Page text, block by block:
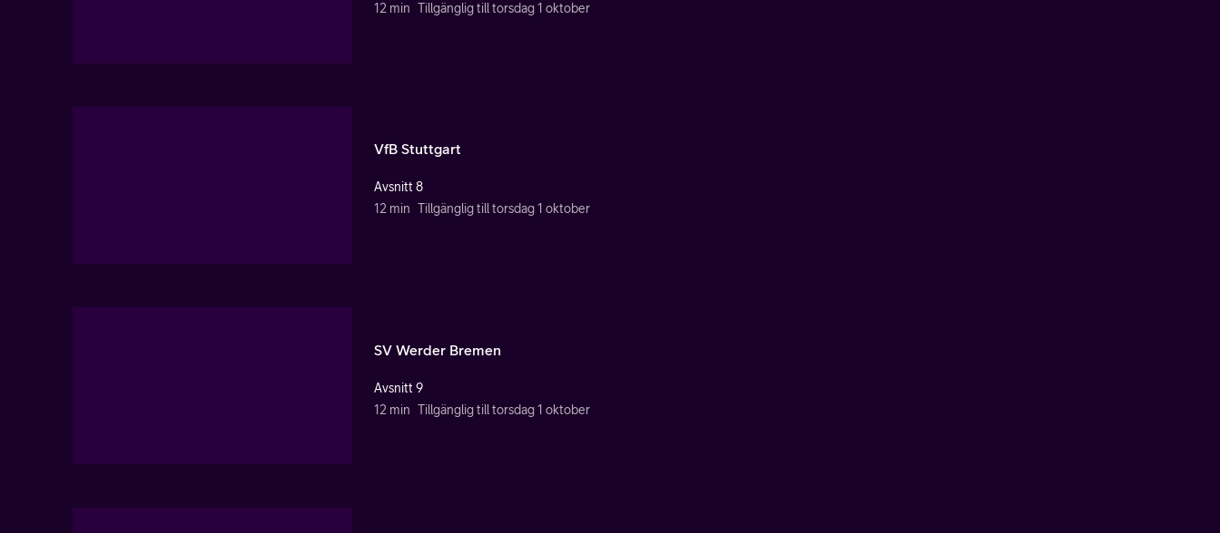
12 min Tillgänglig till torsdag 1 oktober
VfB Stuttgart
Avsnitt 8
12 min Tillgänglig till torsdag 1 oktober
SV Werder Bremen
Avsnitt 9
12 min Tillgänglig till torsdag 1 oktober